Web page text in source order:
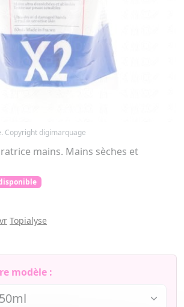
Copyright digimarquage
mains. Mains sèches et
Topialyse
modèle :